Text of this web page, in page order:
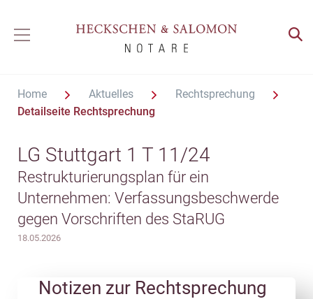
Home Aktuelles
Rechtsprechung
Detailseite Rechtsprechung
LG Stuttgart 1 T 11/24
Restrukturierungsplan für ein
Unternehmen: Verfassungsbeschwerde
gegen Vorschriften des StaRUG
18.05.2026
Notizen zur Rechtsprechung